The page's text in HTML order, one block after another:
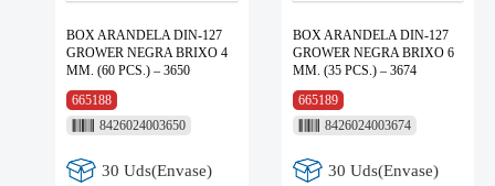
BOX ARANDELA DIN-127
GROWER NEGRA BRIXO 4
MM. (60 PCS.) – 3650
665188
8426024003650
30 Uds(Envase)
BOX ARANDELA DIN-127
GROWER NEGRA BRIXO 6
MM. (35 PCS.) – 3674
665189
8426024003674
30 Uds(Envase)